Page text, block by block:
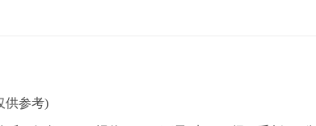
供参考)